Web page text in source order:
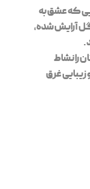
که عشق به
آرایش شده،
را نشاط
زیبایی غرق